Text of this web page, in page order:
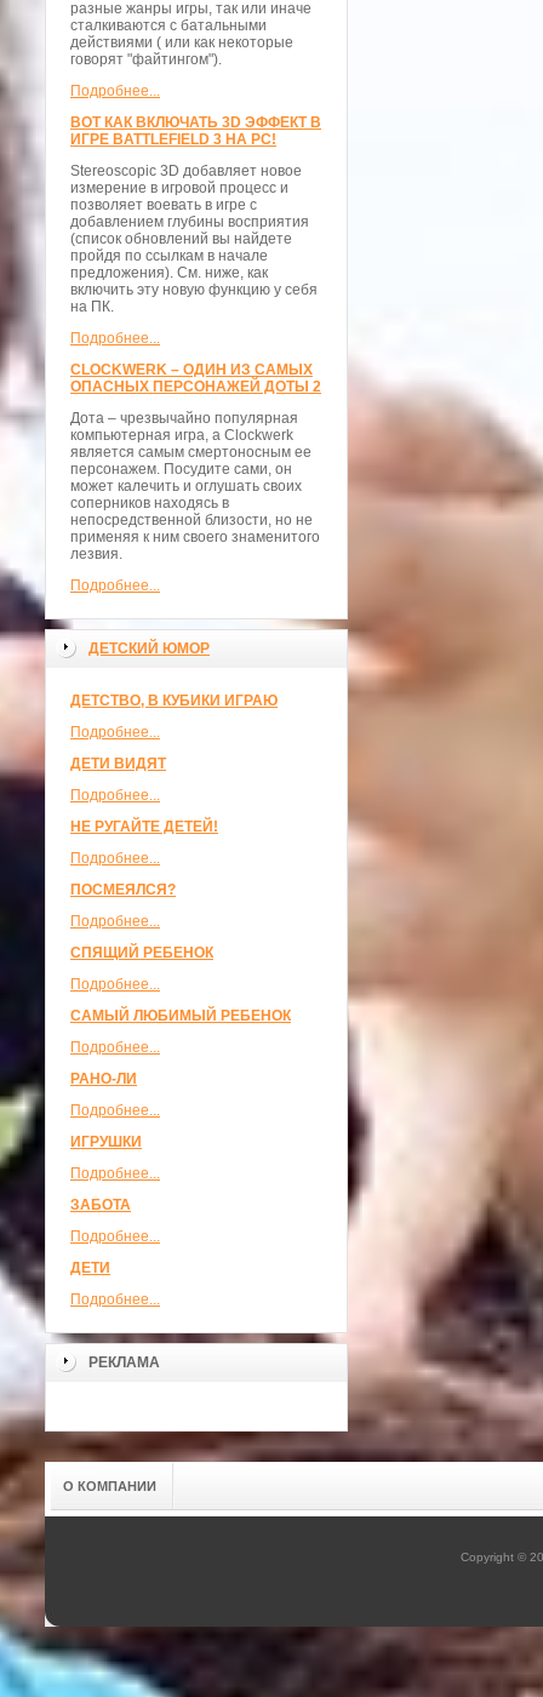
разные жанры игры, так или иначе
сталкиваются с батальными
действиями ( или как некоторые
говорят "файтингом").
Подробнее...
ВОТ КАК ВКЛЮЧАТЬ 3D ЭФФЕКТ В
ИГРЕ BATTLEFIELD 3 НА PC!
Stereoscopic 3D добавляет новое
измерение в игровой процесс и
позволяет воевать в игре с
добавлением глубины восприятия
(список обновлений вы найдете
пройдя по ссылкам в начале
предложения). См. ниже, как
включить эту новую функцию у себя
на ПК.
Подробнее...
CLOCKWERK – ОДИН ИЗ САМЫХ
ОПАСНЫХ ПЕРСОНАЖЕЙ ДОТЫ 2
Дота – чрезвычайно популярная
компьютерная игра, а Clockwerk
является самым смертоносным ее
персонажем. Посудите сами, он
может калечить и оглушать своих
соперников находясь в
непосредственной близости, но не
применяя к ним своего знаменитого
лезвия.
Подробнее...
ДЕТСКИЙ ЮМОР
ДЕТСТВО, В КУБИКИ ИГРАЮ
Подробнее...
ДЕТИ ВИДЯТ
Подробнее...
НЕ РУГАЙТЕ ДЕТЕЙ!
Подробнее...
ПОСМЕЯЛСЯ?
Подробнее...
СПЯЩИЙ РЕБЕНОК
Подробнее...
САМЫЙ ЛЮБИМЫЙ РЕБЕНОК
Подробнее...
РАНО-ЛИ
Подробнее...
ИГРУШКИ
Подробнее...
ЗАБОТА
Подробнее...
ДЕТИ
Подробнее...
РЕКЛАМА
О КОМПАНИИ
Copyright ©